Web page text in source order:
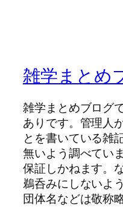
雑学まとめ
雑学まとめブログ
ありです。管理人
とを書いている雑
無いよう調べてい
保証しかねます。
鵜呑みにしないよ
団体名などは敬称